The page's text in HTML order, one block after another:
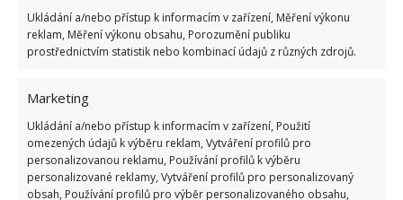
Ukládání a/nebo přístup k informacím v zařízení, Měření výkonu
reklam, Měření výkonu obsahu, Porozumění publiku
prostřednictvím statistik nebo kombinací údajů z různých zdrojů.
Marketing
Ukládání a/nebo přístup k informacím v zařízení, Použití
omezených údajů k výběru reklam, Vytváření profilů pro
personalizovanou reklamu, Používání profilů k výběru
personalizované reklamy, Vytváření profilů pro personalizovaný
obsah, Používání profilů pro výběr personalizovaného obsahu,
Citronová šťáva
Pak stačí povrch vydrhnout, nejlépe menším
opakujte.
Zdroj:Deccoria